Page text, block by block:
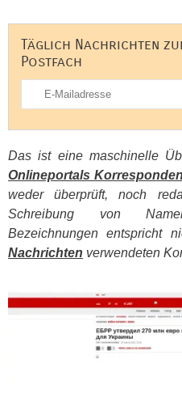
Täglich Nachrichten
Postfach
Das ist eine maschinelle
Onlineportals
weder überprüft, noch
Schreibung von
Bezeichnungen entspricht
Nachrichten verwendeten